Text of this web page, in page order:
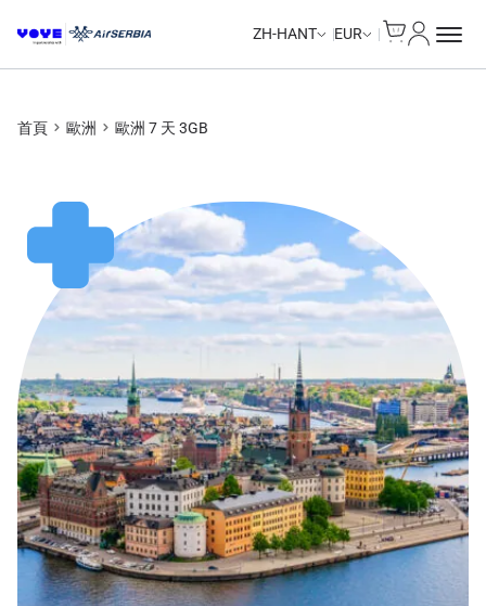
ZH-HANT EUR
首頁 歐洲 歐洲 7 天 3GB